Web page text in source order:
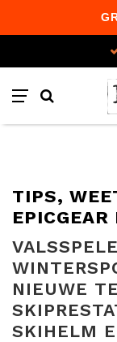
TIPS,
EPICGEAR
NIEUWE
SKIHELM